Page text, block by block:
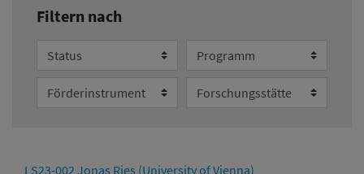
Filtern nach
Status Programm
Förderinstrument Forschungsstätte
LS23-002 Jonas Ries (University of Vienna)